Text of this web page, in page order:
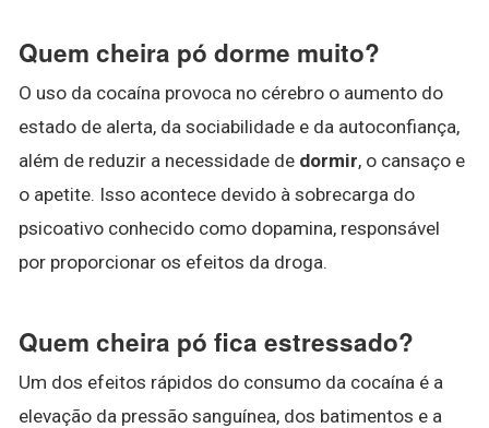
Quem cheira pó dorme muito?
O uso da cocaína provoca no cérebro o aumento do
estado de alerta, da sociabilidade e da autoconfiança,
além de reduzir a necessidade de dormir, o cansaço e
o apetite. Isso acontece devido à sobrecarga do
psicoativo conhecido como dopamina, responsável
por proporcionar os efeitos da droga.
Quem cheira pó fica estressado?
Um dos efeitos rápidos do consumo da cocaína é a
elevação da pressão sanguínea, dos batimentos e a